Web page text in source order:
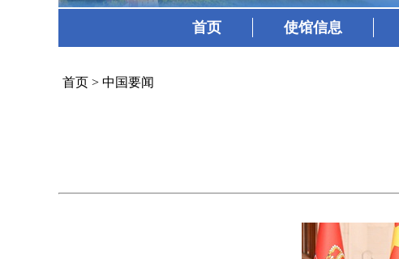
首页 使馆信息
首页 > 中国要闻